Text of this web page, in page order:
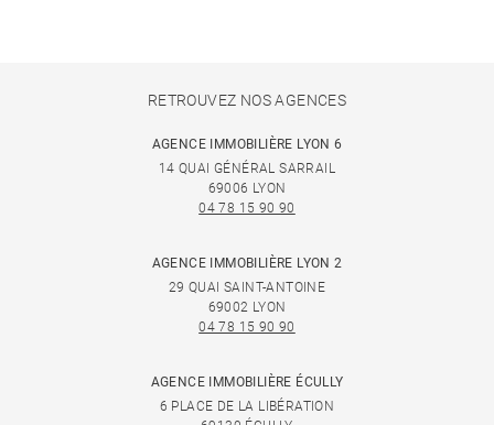
RETROUVEZ NOS AGENCES
AGENCE IMMOBILIÈRE LYON 6
14 QUAI GÉNÉRAL SARRAIL
69006 LYON
04 78 15 90 90
AGENCE IMMOBILIÈRE LYON 2
29 QUAI SAINT-ANTOINE
69002 LYON
04 78 15 90 90
AGENCE IMMOBILIÈRE ÉCULLY
6 PLACE DE LA LIBÉRATION